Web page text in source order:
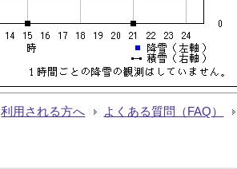
利用される方へ よくある質問（FAQ）